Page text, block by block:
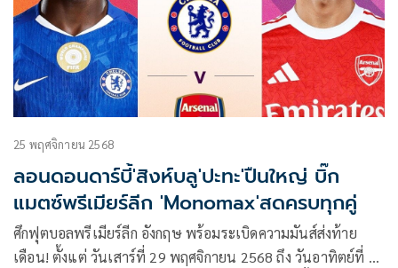
25 พฤศจิกายน 2568
ลอนดอนดาร์บี้'สิงห์บลู'ปะทะ'ปืนใหญ่ บิ๊ก
แมตซ์พรีเมียร์ลีก 'Monomax'สดครบทุกคู่
ศึกฟุตบอลพรีเมียร์ลีก อังกฤษ พร้อมระเบิดความมันส์ส่งท้าย
เดือน! ตั้งแต่ วันเสาร์ที่ 29 พฤศจิกายน 2568 ถึง วันอาทิตย์ที่ 30